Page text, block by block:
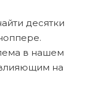
десятки
в нашем
на